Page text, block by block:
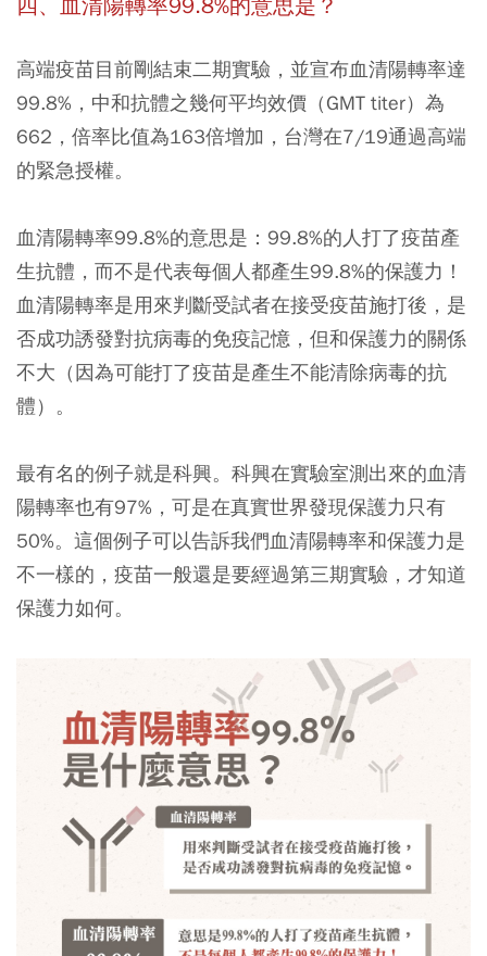
四、血清陽轉率99.8%的意思是？
高端疫苗目前剛結束二期實驗，並宣布血清陽轉率達
99.8%，中和抗體之幾何平均效價（GMT titer）為
662，倍率比值為163倍增加，台灣在7/19通過高端
的緊急授權。
血清陽轉率99.8%的意思是：99.8%的人打了疫苗產
生抗體，而不是代表每個人都產生99.8%的保護力！
血清陽轉率是用來判斷受試者在接受疫苗施打後，是
否成功誘發對抗病毒的免疫記憶，但和保護力的關係
不大（因為可能打了疫苗是產生不能清除病毒的抗
體）。
最有名的例子就是科興。科興在實驗室測出來的血清
陽轉率也有97%，可是在真實世界發現保護力只有
50%。這個例子可以告訴我們血清陽轉率和保護力是
不一樣的，疫苗一般還是要經過第三期實驗，才知道
保護力如何。